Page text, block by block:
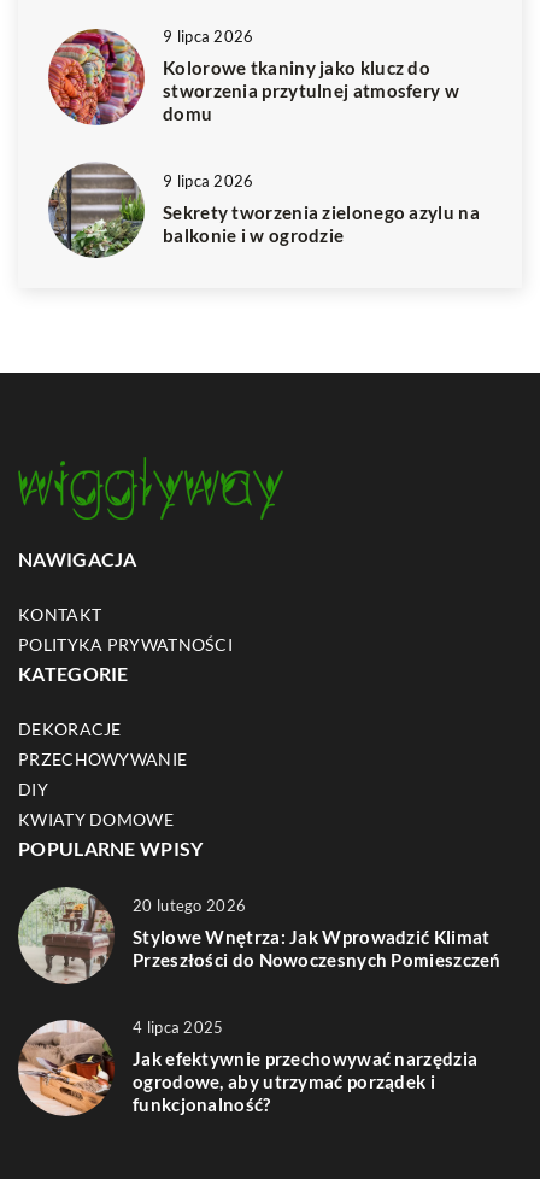
9 lipca 2026
Kolorowe tkaniny jako klucz do
stworzenia przytulnej atmosfery w
domu
9 lipca 2026
Sekrety tworzenia zielonego azylu na
balkonie i w ogrodzie
NAWIGACJA
KONTAKT
POLITYKA PRYWATNOŚCI
KATEGORIE
DEKORACJE
PRZECHOWYWANIE
DIY
KWIATY DOMOWE
POPULARNE WPISY
20 lutego 2026
Stylowe Wnętrza: Jak Wprowadzić Klimat
Przeszłości do Nowoczesnych Pomieszczeń
4 lipca 2025
Jak efektywnie przechowywać narzędzia
ogrodowe, aby utrzymać porządek i
funkcjonalność?